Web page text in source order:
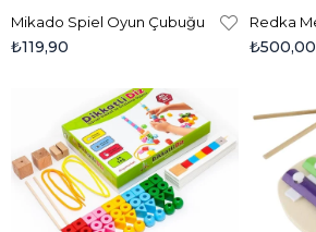
Mikado Spiel Oyun Çubuğu
₺119,90 ₺500,00